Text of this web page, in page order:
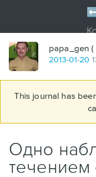
papa_gen (
2013-01-20
This journal has
Одно
течением